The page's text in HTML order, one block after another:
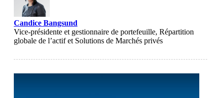
Candice Bangsund
Vice-présidente et gestionnaire de portefeuille, Répartition
globale de l’actif et Solutions de Marchés privés